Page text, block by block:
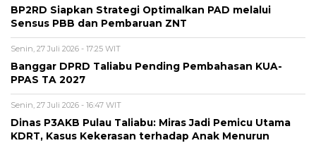
BP2RD Siapkan Strategi Optimalkan PAD melalui
Sensus PBB dan Pembaruan ZNT
Senin, 27 Juli 2026 - 17:25 WIT
Banggar DPRD Taliabu Pending Pembahasan KUA-
PPAS TA 2027
Senin, 27 Juli 2026 - 16:47 WIT
Dinas P3AKB Pulau Taliabu: Miras Jadi Pemicu Utama
KDRT, Kasus Kekerasan terhadap Anak Menurun